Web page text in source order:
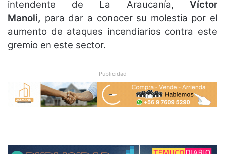
intendente de La Araucanía, Víctor
Manoli, para dar a conocer su molestia por el
aumento de ataques incendiarios contra este
gremio en este sector.
Publicidad